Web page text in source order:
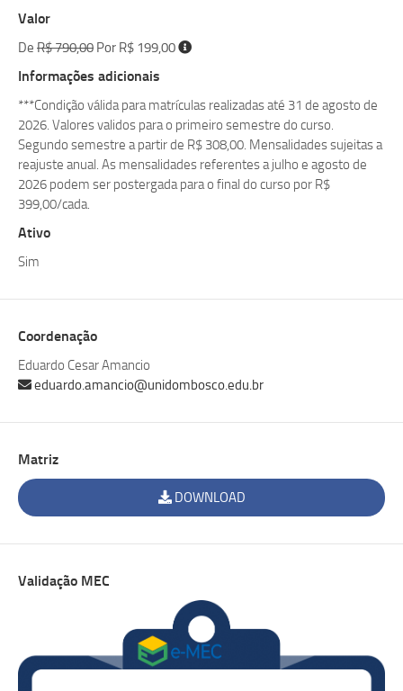
Valor
De R$ 790,00 Por R$ 199,00
Informações adicionais
***Condição válida para matrículas realizadas até 31 de agosto de
2026. Valores validos para o primeiro semestre do curso.
Segundo semestre a partir de R$ 308,00. Mensalidades sujeitas a
reajuste anual. As mensalidades referentes a julho e agosto de
2026 podem ser postergada para o final do curso por R$
399,00/cada.
Ativo
Sim
Coordenação
Eduardo Cesar Amancio
eduardo.amancio@unidombosco.edu.br
Matriz
DOWNLOAD
Validação MEC